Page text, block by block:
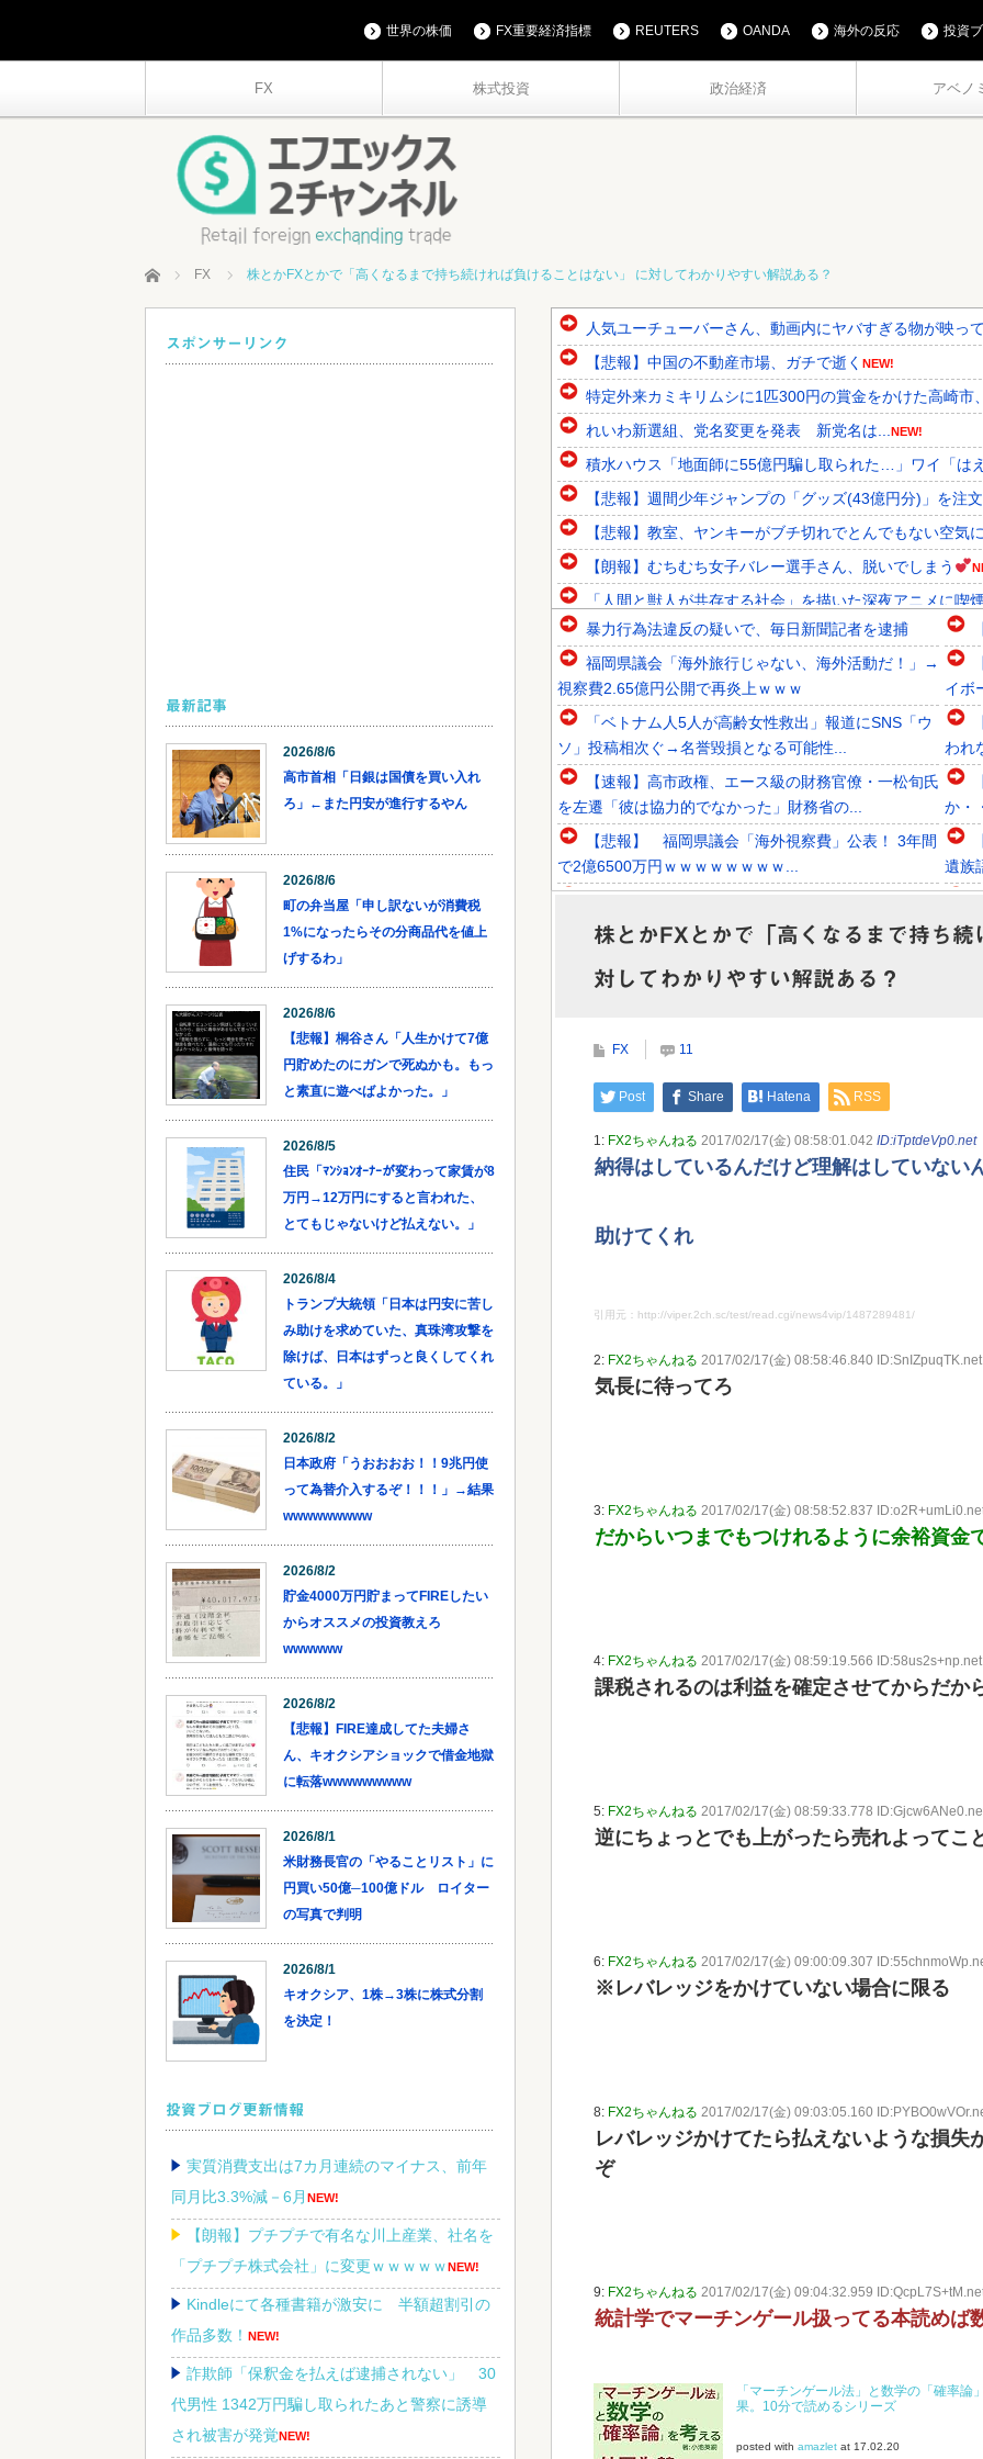
FX 株式投資 政治経済 アベノ
世界の株価 FX重要経済指標 REUTERS OANDA 海外の反応 投資
ホーム FX 株とかFXとかで「高くなるまで持ち続ければ負けることはない」 に対してわかりやすい解説ある？
人気ユーチューバーさん、動画内にヤバすぎる物が映っ
【悲報】中国の不動産市場、ガチで逝く NEW!
特定外来カミキリムシに1匹300円の賞金をかけた高崎市
れいわ新選組、党名変更を発表 新党名は... NEW!
積水ハウス「地面師に55億円騙し取られた…」ワイ「は
【悲報】週間少年ジャンプの「グッズ(43億円分)」を注
【悲報】教室、ヤンキーがブチ切れでとんでもない空気
【朗報】むちむち女子バレー選手さん、脱いでしまう
「人間と獣人が共存する社会」を描いた深夜アニメに喫
韓国人「北米市場で売れまくりトヨタに続き日本のホン
韓国人「大統領が直接乗り出して大韓サッカー協会の非
韓国人「意外に日本との関係が深い地球の裏側の国が
Powered by livedoor 相互RSS
暴力行為法違反の疑いで、毎日新聞記者を逮捕
福岡県議会「海外旅行じゃない、海外活動だ！」→
視察費2.65億円公開で再炎上ｗｗｗ
「ベトナム人5人が高齢女性救出」報道にSNS「ウ
ソ」投稿相次ぐ→名誉毀損となる可能性...
【速報】高市政権、エース級の財務官僚・一松旬氏
を左遷「彼は協力的でなかった」財務省の...
【悲報】 福岡県議会「海外視察費」公表！ 3年間
で2億6500万円ｗｗｗｗｗｗｗｗ...
議、埼玉知事選（来年８月）に立候補表明！...
だよ」大本営「現地調達」陸軍「え？」
Powered by livedoor 相互RSS
イボ
われ
か・
遺族
ない
株とかFXとかで「高くなるまで持ち
対してわかりやすい解説ある？
FX 11
Post Share Hatena RSS
1: FX2ちゃんねる 2017/02/17(金) 08:58:01.042 ID:iTptdeVp0.net
納得はしているんだけど理解はしていない
助けてくれ
引用元：http://viper.2ch.sc/test/read.cgi/news4vip/1487289481/
2: FX2ちゃんねる 2017/02/17(金) 08:58:46.840 ID:SnIZpuqTK.net
気長に待ってろ
3: FX2ちゃんねる 2017/02/17(金) 08:58:52.837
だからいつまでもつけれるように余裕資金
4: FX2ちゃんねる 2017/02/17(金) 08:59:19.566 ID:58us2s+np.net
課税されるのは利益を確定させてからだか
5: FX2ちゃんねる 2017/02/17(金) 08:59:33.778
逆にちょっとでも上がったら売れよってこ
6: FX2ちゃんねる 2017/02/17(金) 09:00:09.307
※レバレッジをかけていない場合に限る
8: FX2ちゃんねる 2017/02/17(金) 09:03:05.160
レバレッジかけてたら払えないような損失
ぞ
9: FX2ちゃんねる 2017/02/17(金) 09:04:32.959
統計学でマーチンゲール扱ってる本読めば
「マーチンゲール法」と数学の「確率
果。10分で読めるシリーズ
posted with amazlet at 17.02.20
スポンサーリンク
最新記事
2026/8/6
高市首相「日銀は国債を買い入れ
ろ」←また円安が進行するやん
2026/8/6
町の弁当屋「申し訳ないが消費税
1%になったらその分商品代を値上
げするわ」
2026/8/6
【悲報】桐谷さん「人生かけて7億
円貯めたのにガンで死ぬかも。もっ
と素直に遊べばよかった。」
2026/8/5
住民「ﾏﾝｼｮﾝｵｰﾅｰが変わって家賃が8
万円→12万円にすると言われた、
とてもじゃないけど払えない。」
2026/8/4
トランプ大統領「日本は円安に苦し
み助けを求めていた、真珠湾攻撃を
除けば、日本はずっと良くしてくれ
ている。」
2026/8/2
日本政府「うおおおお！！9兆円使
って為替介入するぞ！！！」→結果
wwwwwwwww
2026/8/2
貯金4000万円貯まってFIREしたい
からオススメの投資教えろ
wwwwww
2026/8/2
【悲報】FIRE達成してた夫婦さ
ん、キオクシアショックで借金地獄
に転落wwwwwwwww
2026/8/1
米財務長官の「やることリスト」に
円買い50億─100億ドル ロイター
の写真で判明
2026/8/1
キオクシア、1株→3株に株式分割
を決定！
投資ブログ更新情報
実質消費支出は7カ月連続のマイナス、前年
同月比3.3%減－6月 NEW!
【朗報】プチプチで有名な川上産業、社名を
「プチプチ株式会社」に変更ｗｗｗｗｗNEW!
Kindleにて各種書籍が激安に 半額超割引の
作品多数！ NEW!
詐欺師「保釈金を払えば逮捕されない」 30
代男性 1342万円騙し取られたあと警察に誘導
され被害が発覚NEW!